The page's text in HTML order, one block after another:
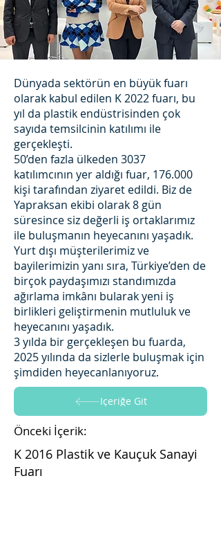
Dünyada sektörün en büyük fuarı
olarak kabul edilen K 2022 fuarı, bu
yıl da plastik endüstrisinden çok
sayıda temsilcinin katılımı ile
gerçekleşti.
50’den fazla ülkeden 3037
katılımcının yer aldığı fuar, 176.000
kişi tarafından ziyaret edildi. Biz de
Yapraksan ekibi olarak 8 gün
süresince siz değerli iş ortaklarımız
ile buluşmanın heyecanını yaşadık.
Yurt dışı müşterilerimiz ve
bayilerimizin yanı sıra, Türkiye’den de
birçok paydaşımızı standımızda
ağırlama imkânı bularak yeni iş
birlikleri geliştirmenin mutluluk ve
heyecanını yaşadık.
3 yılda bir gerçekleşen bu fuarda,
2025 yılında da sizlerle buluşmak için
şimdiden heyecanlanıyoruz.
İçeriğe Git
Önceki İçerik:
K 2016 Plastik ve Kauçuk Sanayi
Fuarı